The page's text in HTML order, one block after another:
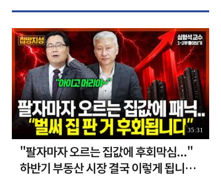
35:31
"팔자마자 오르는 집값에 후회막심..."
하반기 부동산 시장 결국 이렇게 됩니다 I